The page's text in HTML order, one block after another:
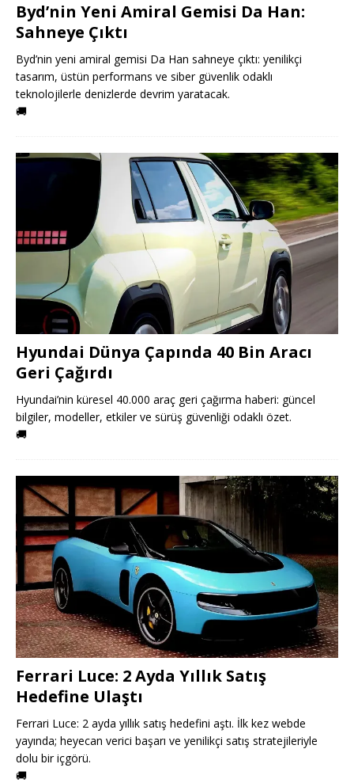
Byd’nin Yeni Amiral Gemisi Da Han:
Sahneye Çıktı
Byd’nin yeni amiral gemisi Da Han sahneye çıktı: yenilikçi
tasarım, üstün performans ve siber güvenlik odaklı
teknolojilerle denizlerde devrim yaratacak.
🚚
Hyundai Dünya Çapında 40 Bin Aracı
Geri Çağırdı
Hyundai’nin küresel 40.000 araç geri çağırma haberi: güncel
bilgiler, modeller, etkiler ve sürüş güvenliği odaklı özet.
🚚
Ferrari Luce: 2 Ayda Yıllık Satış
Hedefine Ulaştı
Ferrari Luce: 2 ayda yıllık satış hedefini aştı. İlk kez webde
yayında; heyecan verici başarı ve yenilikçi satış stratejileriyle
dolu bir içgörü.
🚚